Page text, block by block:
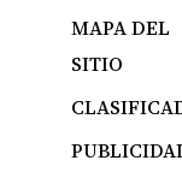
MAPA DEL
SITIO